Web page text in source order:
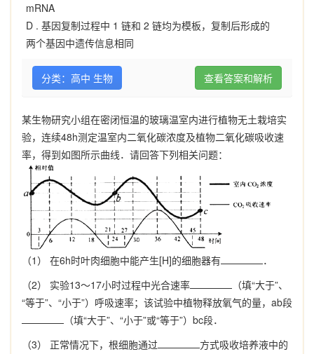
mRNA
D . 基因复制过程中 1 链和 2 链均为模板，复制后形成的
两个基因中遗传信息相同
分类：高中 生物 查看答案和解析
某生物研究小组在密闭恒温的玻璃温室内进行植物无土栽培实
验，连续48h测定温室内二氧化碳浓度及植物二氧化碳吸收速
率，得到如图所示曲线．请回答下列相关问题：
（1） 在6h时叶肉细胞中能产生[H]的细胞器有
．
（2） 实验13～17小时过程中光合速率
（填“大于”、
“等于”、“小于”）呼吸速率；该试验中植物释放氧气的量，ab段
（填“大于”、“小于”或“等于”）bc段．
（3） 正常情况下，根细胞通过
方式吸收培养液中的